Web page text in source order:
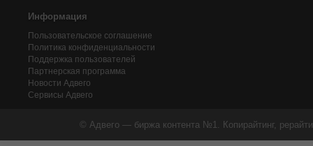
Информация
Пользовательское соглашение
Политика конфиденциальности
Поддержка пользователей
Партнерская программа
Новости Адвего
Сервисы Адвего
© Адвего — биржа контента №1. Копирайтинг,